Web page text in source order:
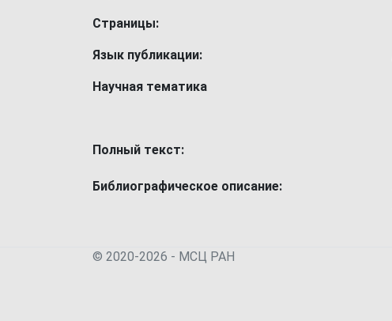
Страницы:
Язык публикации:
Научная тематика
Полный текст:
Библиографическое описание:
© 2020-2026 - МСЦ РАН